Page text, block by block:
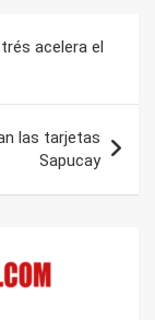
acelera el
las tarjetas
Sapucay